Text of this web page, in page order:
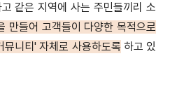
같은 지역에 사는 주민들끼리 소
만들어 고객들이 다양한 목적으로
뮤니티' 자체로 사용하도록 하고 있